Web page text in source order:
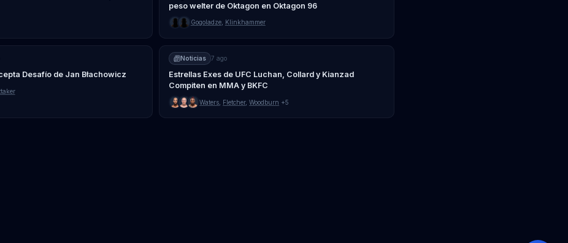
peso welter de Oktagon en Oktagon 96
Gogoladze, Klinkhammer
Desafío de Jan Błachowicz
Noticias 7 ago
Estrellas Exes de UFC Luchan, Collard y Kianzad
Compiten en MMA y BKFC
Waters Fletcher,Woodburn +5